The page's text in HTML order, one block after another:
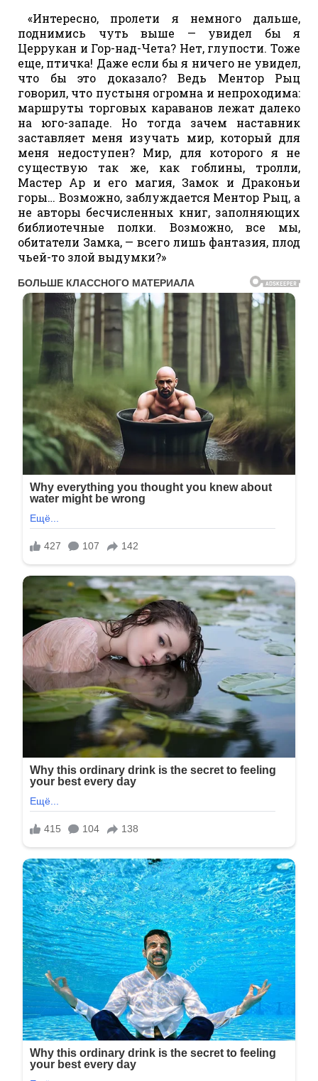
«Интересно, пролети я немного дальше,
поднимись чуть выше — увидел бы я
Церрукан и Гор-над-Чета? Нет, глупости. Тоже
еще, птичка! Даже если бы я ничего не увидел,
что бы это доказало? Ведь Ментор Рыц
говорил, что пустыня огромна и непроходима:
маршруты торговых караванов лежат далеко
на юго-западе. Но тогда зачем наставник
заставляет меня изучать мир, который для
меня недоступен? Мир, для которого я не
существую так же, как гоблины, тролли,
Мастер Ар и его магия, Замок и Драконьи
горы… Возможно, заблуждается Ментор Рыц, а
не авторы бесчисленных книг, заполняющих
библиотечные полки. Возможно, все мы,
обитатели Замка, — всего лишь фантазия, плод
чьей-то злой выдумки?»